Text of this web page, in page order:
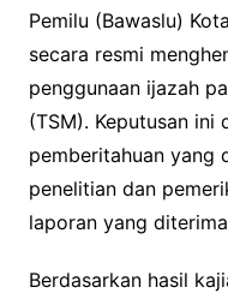
Pemilu (Bawaslu)
secara resmi
penggunaan ijazah
(TSM). Keputusan ini
pemberitahuan yang
penelitian dan
laporan yang
Berdasarkan hasil